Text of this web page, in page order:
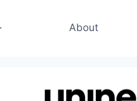
About